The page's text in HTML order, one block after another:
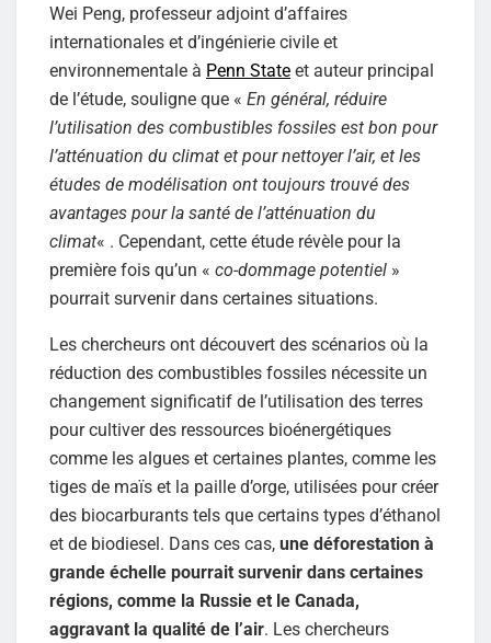
Wei Peng, professeur adjoint d’affaires
internationales et d’ingénierie civile et
environnementale à Penn State et auteur principal
de l’étude, souligne que « En général, réduire
l’utilisation des combustibles fossiles est bon pour
l’atténuation du climat et pour nettoyer l’air, et les
études de modélisation ont toujours trouvé des
avantages pour la santé de l’atténuation du
climat« . Cependant, cette étude révèle pour la
première fois qu’un « co-dommage potentiel »
pourrait survenir dans certaines situations.
Les chercheurs ont découvert des scénarios où la
réduction des combustibles fossiles nécessite un
changement significatif de l’utilisation des terres
pour cultiver des ressources bioénergétiques
comme les algues et certaines plantes, comme les
tiges de maïs et la paille d’orge, utilisées pour créer
des biocarburants tels que certains types d’éthanol
et de biodiesel. Dans ces cas, une déforestation à
grande échelle pourrait survenir dans certaines
régions, comme la Russie et le Canada,
aggravant la qualité de l’air. Les chercheurs